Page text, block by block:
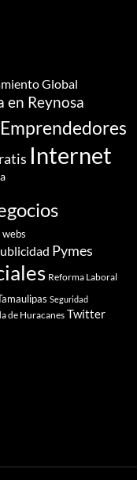
Global
en Reynosa
Emprendedores
Internet
webs
Pymes
Reforma Laboral
Seguridad
de Huracanes Twitter